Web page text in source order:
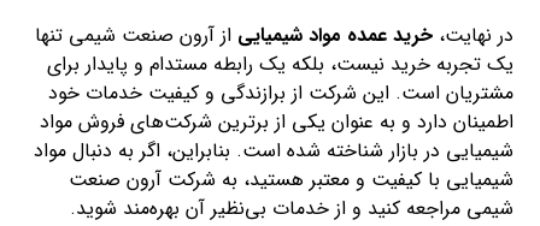
در نهایت،خرید عمده مواد شیمیایی از آرون صنعت شیمی تنها
یک تجربه خرید نیست، بلکه یک رابطه مستدام و پایدار برای
مشتریان است. این شرکت از برازندگی و کیفیت خدمات خود
اطمینان دارد و به عنوان یکی از برترین شرکت‌های فروش مواد
شیمیایی در بازار شناخته شده است. بنابراین، اگر به دنبال مواد
شیمیایی با کیفیت و معتبر هستید، به شرکت آرون صنعت
شیمی مراجعه کنید و از خدمات بی‌نظیر آن بهره‌مند شوید.